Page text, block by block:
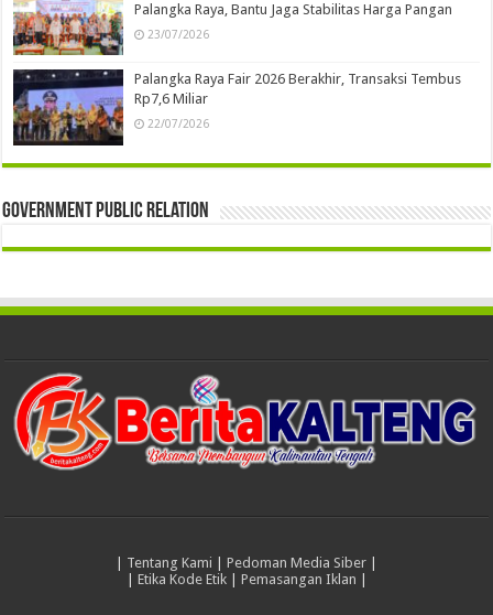
Palangka Raya, Bantu Jaga Stabilitas Harga Pangan
23/07/2026
Palangka Raya Fair 2026 Berakhir, Transaksi Tembus
Rp7,6 Miliar
22/07/2026
Government Public Relation
Tentang Kami Pedoman Media Siber
Etika Kode Etik| Pemasangan Iklan